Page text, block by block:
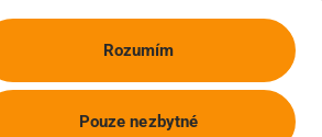
Rozumím
Pouze nezbytné